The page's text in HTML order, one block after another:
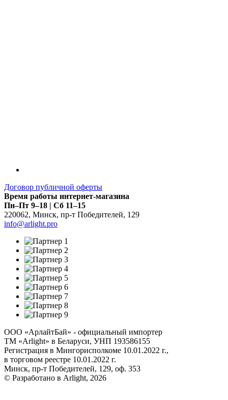
Договор публичной оферты
Время работы интернет-магазина
Пн–Пт 9–18 | Сб 11–15
220062, Минск, пр-т Победителей, 129
info@arlight.pro
ООО «АрлайтБай» - официальный импортер
ТМ «Arlight» в Беларуси, УНП 193586155
Регистрация в Мингорисполкоме 10.01.2022 г.,
в торговом реестре 10.01.2022 г.
Минск, пр-т Победителей, 129, оф. 353
© Разработано в Arlight, 2026